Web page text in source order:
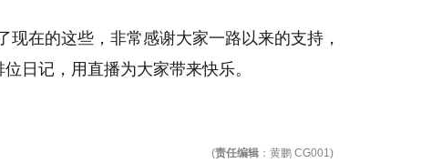
在的这些，非常感谢大家一路以来的支持，
日记，用直播为大家带来快乐。
(责任编辑 ：黄鹏 CG001)